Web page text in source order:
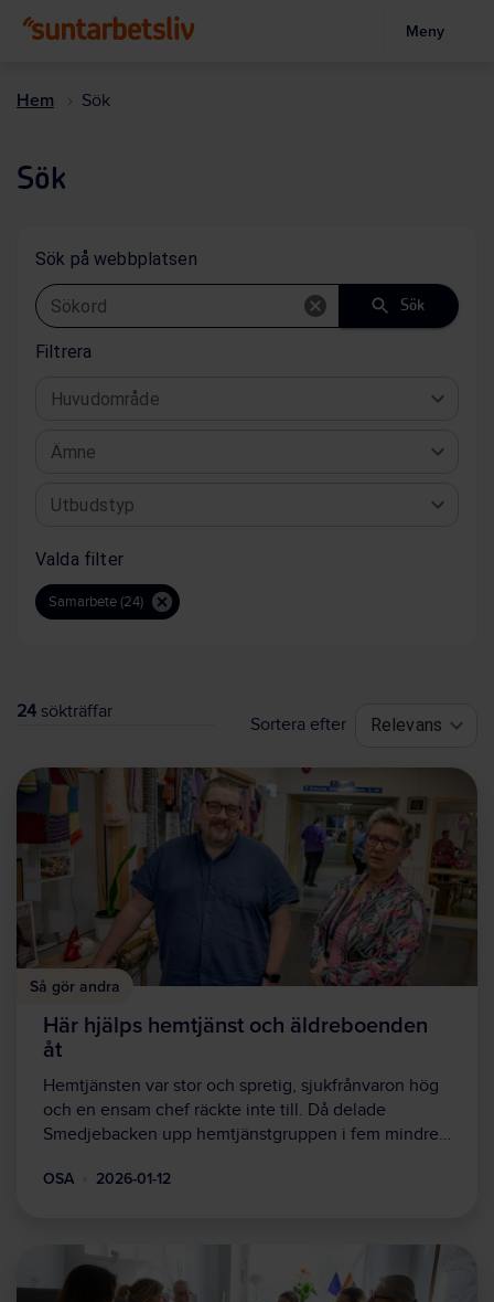
Meny
Hem Sök
Sök
Sök på webbplatsen
Sökord Sök
Filtrera
Huvudområde
Ämne
Utbudstyp
Valda filter
Samarbete (24)
24 sökträffar
Sortera efter Relevans
Så gör andra
Här hjälps hemtjänst och äldreboenden
åt
Hemtjänsten var stor och spretig, sjukfrånvaron hög
och en ensam chef räckte inte till. Då delade
Smedjebacken upp hemtjänstgruppen i fem mindre…
OSA 2026-01-12